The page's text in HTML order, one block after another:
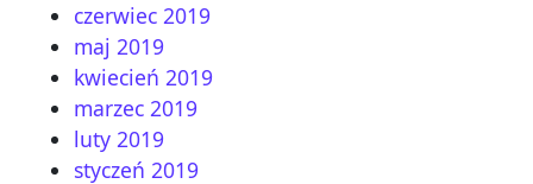
czerwiec 2019
maj 2019
kwiecień 2019
marzec 2019
luty 2019
styczeń 2019